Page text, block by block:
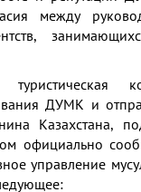
между
туристическая
ДУМК и
Казахстана,
официально
управление